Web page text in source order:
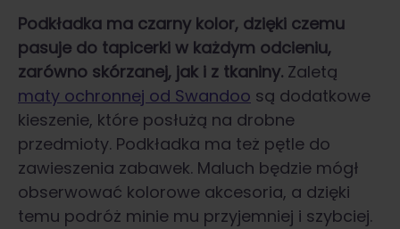
Podkładka ma czarny kolor, dzięki czemu
pasuje do tapicerki w każdym odcieniu,
zarówno skórzanej, jak i z tkaniny. Zaletą
maty ochronnej od Swandoo są dodatkowe
kieszenie, które posłużą na drobne
przedmioty. Podkładka ma też pętle do
zawieszenia zabawek. Maluch będzie mógł
obserwować kolorowe akcesoria, a dzięki
temu podróż minie mu przyjemniej i szybciej.